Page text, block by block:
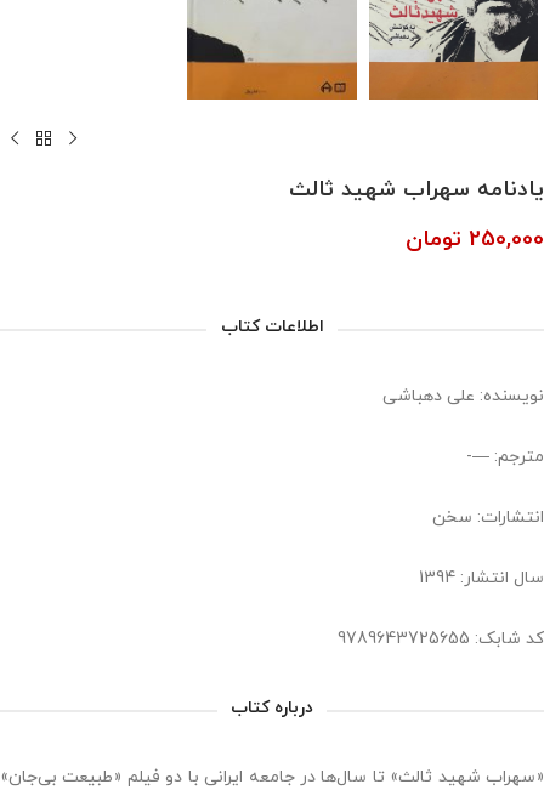
یادنامه سهراب شهید ثالث
250,000 تومان
اطلاعات کتاب
نویسنده: علی دهباشی
مترجم: —-
انتشارات: سخن
سال انتشار: 1394
کد شابک: 9789643725655
درباره کتاب
«سهراب شهید ثالث» تا سال‌ها در جامعه ایرانی با دو فیلم «طبیعت بی‌جان»